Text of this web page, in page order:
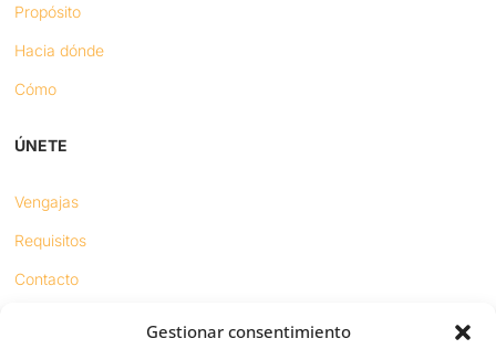
Gestionar consentimiento
Propósito
Hacia dónde
Cómo
ÚNETE
Vengajas
Requisitos
Contacto